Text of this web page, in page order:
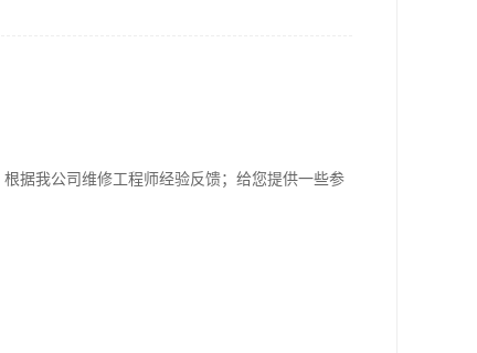
据我公司维修工程师经验反馈；给您提供一些参